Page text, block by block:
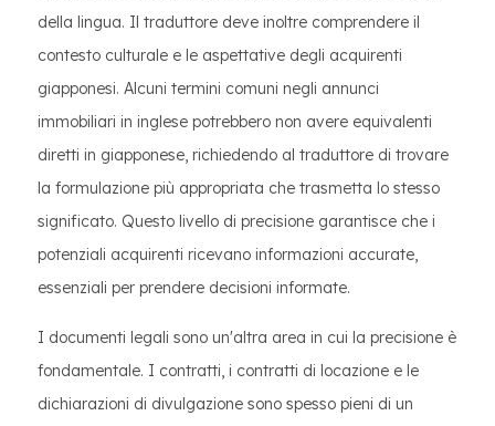
della lingua. Il traduttore deve inoltre comprendere il
contesto culturale e le aspettative degli acquirenti
giapponesi. Alcuni termini comuni negli annunci
immobiliari in inglese potrebbero non avere equivalenti
diretti in giapponese, richiedendo al traduttore di trovare
la formulazione più appropriata che trasmetta lo stesso
significato. Questo livello di precisione garantisce che i
potenziali acquirenti ricevano informazioni accurate,
essenziali per prendere decisioni informate.
I documenti legali sono un'altra area in cui la precisione è
fondamentale. I contratti, i contratti di locazione e le
dichiarazioni di divulgazione sono spesso pieni di un